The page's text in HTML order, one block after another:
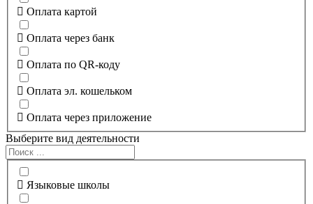
Оплата картой
Оплата через банк
Оплата по QR-коду
Оплата эл. кошельком
Оплата через приложение
Выберите вид деятельности
Языковые школы